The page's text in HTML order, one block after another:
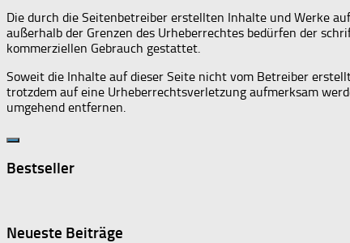
Die durch die Seitenbetreiber erstellten Inhalte und Werke
außerhalb der Grenzen des Urheberrechtes bedürfen der
kommerziellen Gebrauch gestattet.
Soweit die Inhalte auf dieser Seite nicht vom Betreiber
trotzdem auf eine Urheberrechtsverletzung aufmerksam
umgehend entfernen.
Bestseller
Neueste Beiträge